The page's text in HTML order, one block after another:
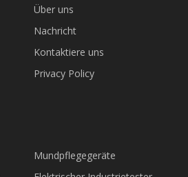
Über uns
Nachricht
Kontaktiere uns
Privacy Policy
Mundpflegegeräte